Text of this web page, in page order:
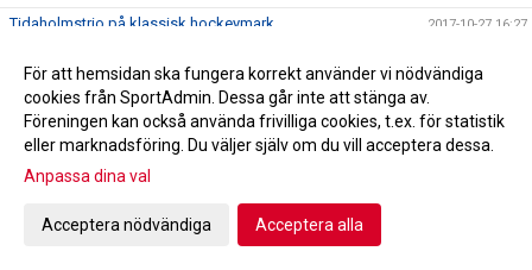
Tidaholmstrio på klassisk hockeymark 2017-10-27 16:27
A-lagsdebut för William Ahlrik
Förlust i Lidköping 2017-10-24 08:46
Helgens Hockey resultat
A-laget spelar borta mot HC Lidköping
Trissbolaget!!!
För att hemsidan ska fungera korrekt använder vi nödvändiga
cookies från SportAdmin. Dessa går inte att stänga av.
Föreningen kan också använda frivilliga cookies, t.ex. för statistik
eller marknadsföring. Du väljer själv om du vill acceptera dessa.
Anpassa dina val
Acceptera nödvändiga Acceptera alla